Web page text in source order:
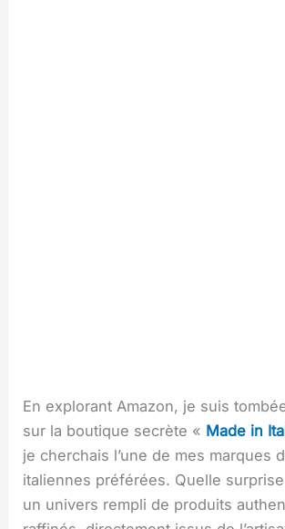
En explorant Amazon, je suis
sur la boutique secrète « Made in
je cherchais l’une de mes marques
italiennes préférées. Quelle
un univers rempli de produits